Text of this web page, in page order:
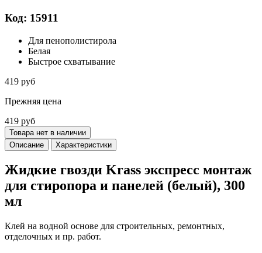
Код: 15911
Для пенополистирола
Белая
Быстрое схватывание
419 руб
Прежняя цена
419 руб
Товара нет в наличии
Описание
Характеристики
Жидкие гвозди Krass экспресс монтаж
для стиропора и панелей (белый), 300
мл
Клей на водной основе для строительных, ремонтных,
отделочных и пр. работ.